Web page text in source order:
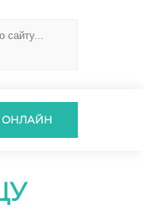
ОНЛАЙН